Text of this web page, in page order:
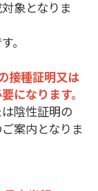
象となりま
。
接種証明又は
になります。
陰性証明の
案内となりま